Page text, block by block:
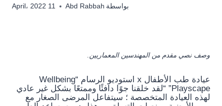
بواسطة Abd Rabbah 11 April، 2022
وصف نصي مقدم من المهندسين المعماريين.
عيادة طب الأطفال x استوديو الرسام “Wellbeing
Playscape” “لقد خلقنا جوًا دافئًا وممتعًا بشكل غير عادي
لهذه العيادة المتخصصة ؛ سيتفاعل المرضى الصغار مع